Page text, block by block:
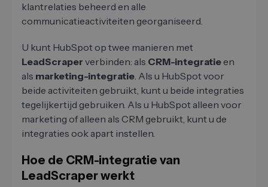
klantrelaties beheerd en alle
communicatieactiviteiten georganiseerd.
U kunt HubSpot op twee manieren met
LeadScraper verbinden: als CRM-integratie en
als marketing-integratie. Als u HubSpot voor
beide activiteiten gebruikt, kunt u beide integraties
tegelijkertijd gebruiken. Als u HubSpot alleen voor
marketing of alleen als CRM gebruikt, kunt u de
integraties ook apart instellen.
Hoe de CRM-integratie van
LeadScraper werkt